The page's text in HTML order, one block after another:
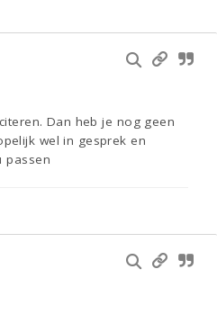
Dan heb je nog geen
wel in gesprek en
passen